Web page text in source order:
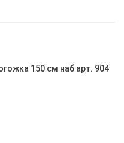
150 см наб арт. 904